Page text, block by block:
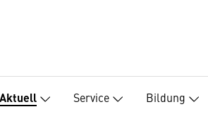
Aktuell Service Bildung